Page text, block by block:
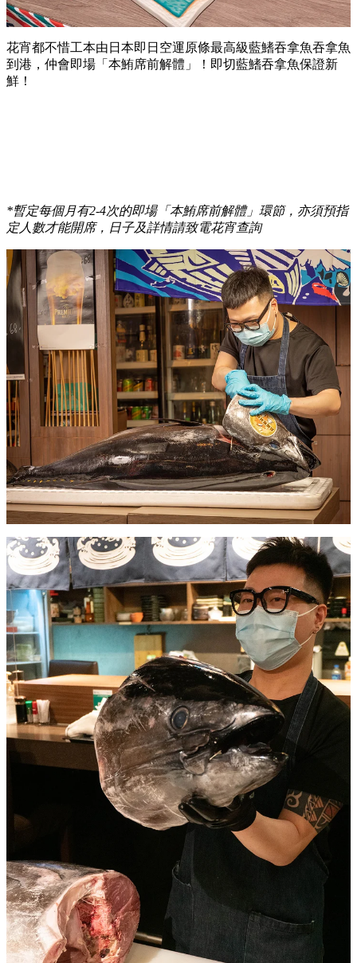
花宵都不惜工本由日本即日空運原條最高級藍鰭吞拿魚吞拿魚
到港，仲會即場「本鮪席前解體」！即切藍鰭吞拿魚保證新
鮮！
*暫定每個月有2-4次的即場「本鮪席前解體」環節，亦須預指
定人數才能開席，日子及詳情請致電花宵查詢